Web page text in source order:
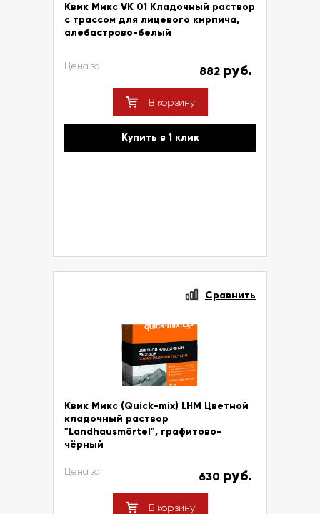
Квик Микс VK 01 Кладочный раствор
с трассом для лицевого кирпича,
алебастрово-белый
Цена за 882 руб.
В корзину
Купить в 1 клик
Сравнить
Квик Микс (Quick-mix) LHM Цветной
кладочный раствор
"Landhausmörtel", графитово-
чёрный
Цена за 630 руб.
В корзину